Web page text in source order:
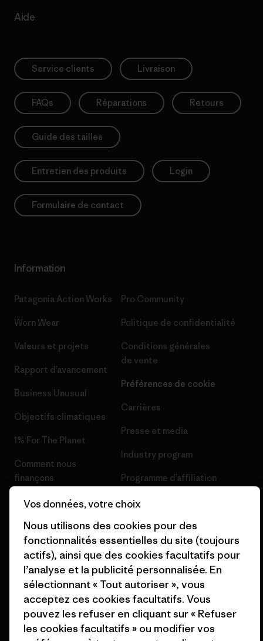
Aide
Service clients Livraison
FAQs Réparations Retours
Guide des tailles
Entretien des produits Login
Formulaire de contact
Information
Patagonia Action Works
Worn Wear
Valeurs et projets
Rapport d’avancement
Business Unusual
Objectifs climatiques
1% For The Planet
Comment nous
finançons
Cartes cadeaux
Nos magasins
Pro Community
Politique de confidentialité
Conditions générales
de vente
Préférences de cookie
Carrières
Presse et media
Industry program
Programme d’affiliation
Patagonia Belgique Plan du
© 2026 Patagonia, Inc. All Rights Reserved.
Vos données, votre choix
Nous utilisons des cookies pour des
fonctionnalités essentielles du site (toujours
actifs), ainsi que des cookies facultatifs pour
l’analyse et la publicité personnalisée. En
sélectionnant « Tout autoriser », vous
acceptez ces cookies facultatifs. Vous
pouvez les refuser en cliquant sur « Refuser
les cookies facultatifs » ou modifier vos